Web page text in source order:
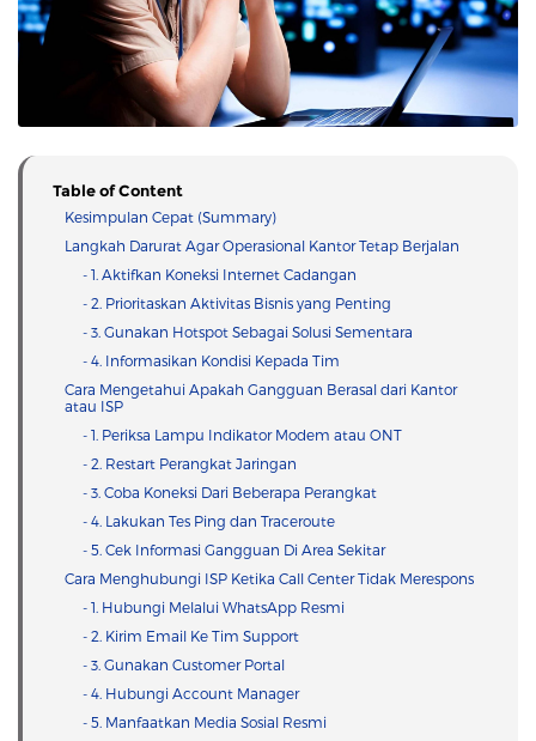
Table of Content
Kesimpulan Cepat (Summary)
Langkah Darurat Agar Operasional Kantor Tetap Berjalan
- 1. Aktifkan Koneksi Internet Cadangan
- 2. Prioritaskan Aktivitas Bisnis yang Penting
- 3. Gunakan Hotspot Sebagai Solusi Sementara
- 4. Informasikan Kondisi Kepada Tim
Cara Mengetahui Apakah Gangguan Berasal dari Kantor
atau ISP
- 1. Periksa Lampu Indikator Modem atau ONT
- 2. Restart Perangkat Jaringan
- 3. Coba Koneksi Dari Beberapa Perangkat
- 4. Lakukan Tes Ping dan Traceroute
- 5. Cek Informasi Gangguan Di Area Sekitar
Cara Menghubungi ISP Ketika Call Center Tidak Merespons
- 1. Hubungi Melalui WhatsApp Resmi
- 2. Kirim Email Ke Tim Support
- 3. Gunakan Customer Portal
- 4. Hubungi Account Manager
- 5. Manfaatkan Media Sosial Resmi